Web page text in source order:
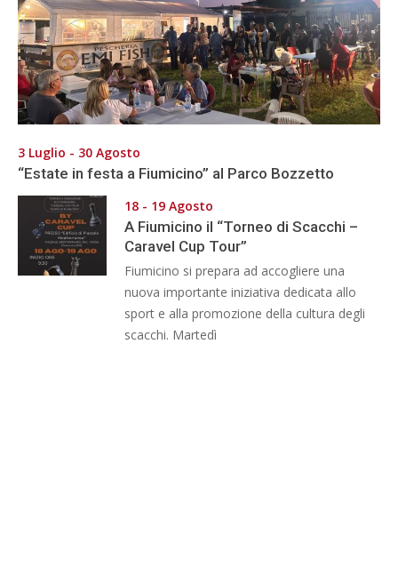
3 Luglio - 30 Agosto
“Estate in festa a Fiumicino” al Parco Bozzetto
18 - 19 Agosto
A Fiumicino il “Torneo di Scacchi –
Caravel Cup Tour”
Fiumicino si prepara ad accogliere una
nuova importante iniziativa dedicata allo
sport e alla promozione della cultura degli
scacchi. Martedì